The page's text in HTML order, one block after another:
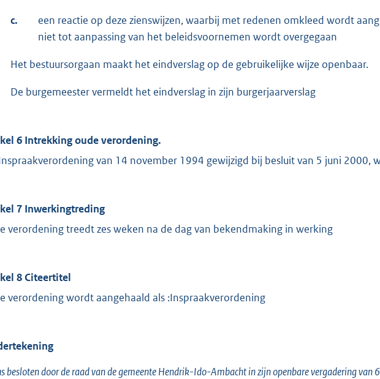
c.
een reactie op deze zienswijzen, waarbij met redenen omkleed wordt
niet tot aanpassing van het beleidsvoornemen wordt overgegaan
Het bestuursorgaan maakt het eindverslag op de gebruikelijke wijze openbaar.
De burgemeester vermeldt het eindverslag in zijn burgerjaarverslag
6 Intrekking oude verordening.
van 14 november 1994 gewijzigd bij besluit van 5 juni 2000,
7 Inwerkingtreding
verordening treedt zes weken na de dag van bekendmaking in werking
8 Citeertitel
verordening wordt aangehaald als :Inspraakverordening
besloten door de raad van de gemeente Hendrik-Ido-Ambacht in zijn openbare vergadering van